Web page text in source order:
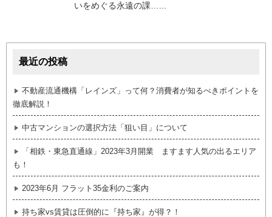
いをめぐる永遠の課…...
最近の投稿
不動産流通機構「レインズ」って何？消費者が知るべきポイントを
徹底解説！
中古マンションの選択方法「狙い目」について
「相鉄・東急直通線」2023年3月開業 ますます人気の出るエリア
も！
2023年6月 フラット35金利のご案内
持ち家vs賃貸は圧倒的に『持ち家』が得？！